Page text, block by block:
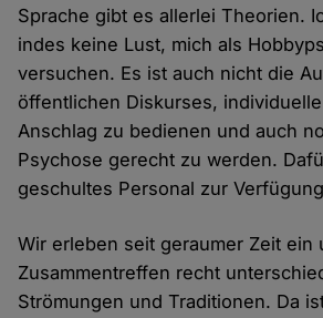
Sprache gibt es allerlei Theorien.
indes keine Lust, mich als
versuchen. Es ist auch nicht die
öffentlichen Diskurses,
Anschlag zu bedienen und auch
Psychose gerecht zu werden.
geschultes Personal zur
Wir erleben seit geraumer Zeit ein
Zusammentreffen recht
Strömungen und Traditionen. Da